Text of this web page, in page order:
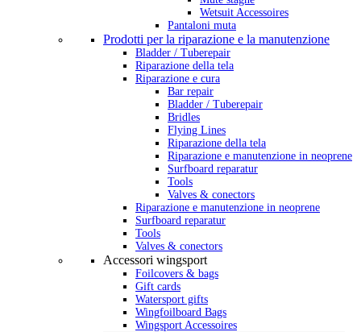
Wetsuit Accessoires
Pantaloni muta
Prodotti per la riparazione e la manutenzione
Bladder / Tuberepair
Riparazione della tela
Riparazione e cura
Bar repair
Bladder / Tuberepair
Bridles
Flying Lines
Riparazione della tela
Riparazione e manutenzione in neoprene
Surfboard reparatur
Tools
Valves & conectors
Riparazione e manutenzione in neoprene
Surfboard reparatur
Tools
Valves & conectors
Accessori wingsport
Foilcovers & bags
Gift cards
Watersport gifts
Wingfoilboard Bags
Wingsport Accessoires